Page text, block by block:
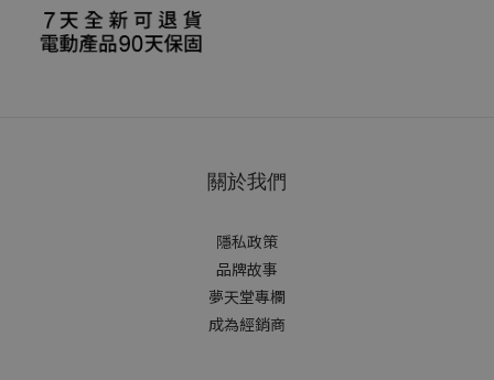
關於我們
隱私政策
品牌故事
夢天堂專欄
成為經銷商